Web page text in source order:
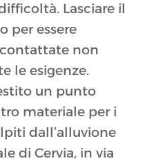
Lasciare il
per essere
non
le esigenze.
un punto
materiale per i
dall’alluvione
di Cervia, in via